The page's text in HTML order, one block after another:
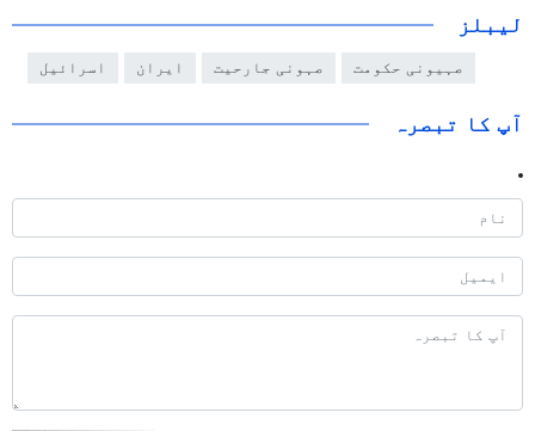
لیبلز
صہیونی حکومت صہونی جارحیت ایران اسرائیل
آپ کا تبصرہ